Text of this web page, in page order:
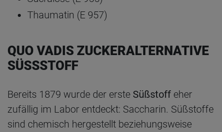
Thaumatin (E 957)
QUO VADIS ZUCKERALTERNATIVE
SÜSSSTOFF
Bereits 1879 wurde der erste Süßstoff eher
zufällig im Labor entdeckt: Saccharin. Süßstoffe
sind chemisch hergestellt beziehungsweise